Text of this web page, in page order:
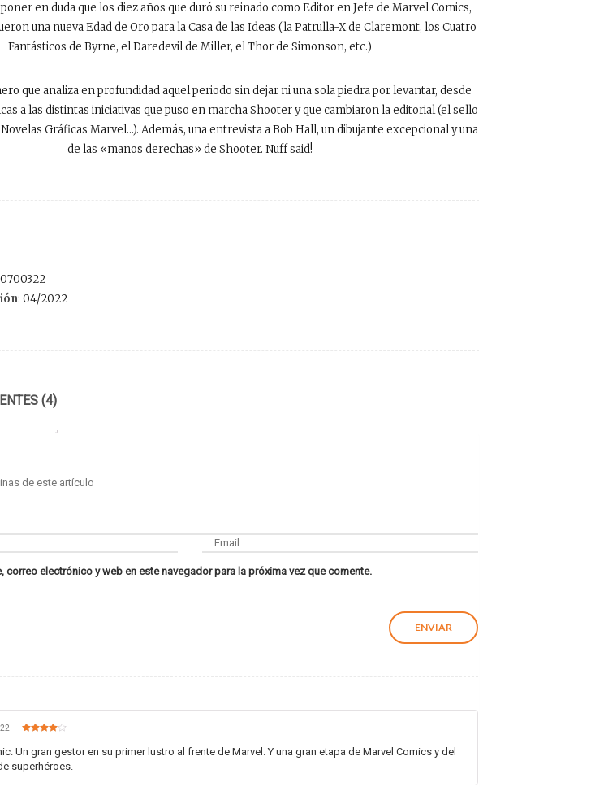
en duda que los diez años que duró su reinado como Editor en Jefe de Marvel Comics,
una nueva Edad de Oro para la Casa de las Ideas (la Patrulla-X de Claremont, los Cuatro
Fantásticos de Byrne, el Daredevil de Miller, el Thor de Simonson, etc.)
que analiza en profundidad aquel periodo sin dejar ni una sola piedra por levantar, desde
a las distintas iniciativas que puso en marcha Shooter y que cambiaron la editorial (el sello
Gráficas Marvel…). Además, una entrevista a Bob Hall, un dibujante excepcional y una
de las «manos derechas» de Shooter. Nuff said!
: 04/2022
(4)
correo electrónico y web en este navegador para la próxima vez que comente.
en 4de 5
Un gran gestor en su primer lustro al frente de Marvel. Y una gran etapa de Marvel Comics y del
superhéroes.